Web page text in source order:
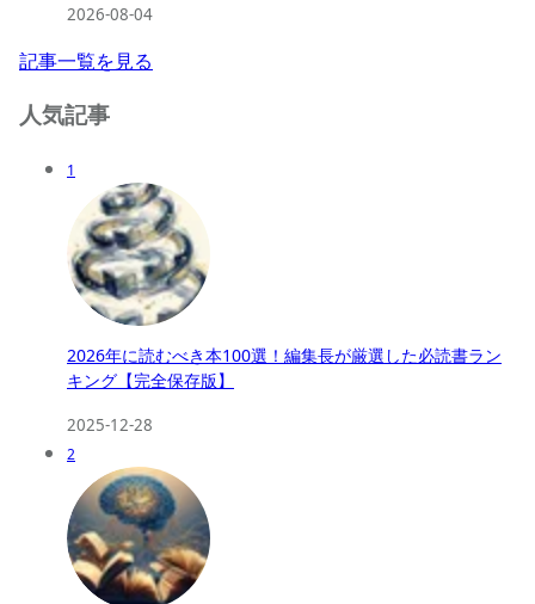
2026-08-04
記事一覧を見る
人気記事
1
2026年に読むべき本100選！編集長が厳選した必読書ラン
キング【完全保存版】
2025-12-28
2